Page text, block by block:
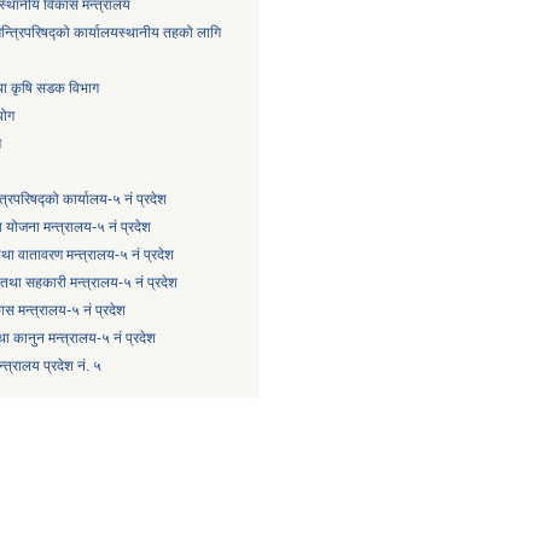
विकास मन्त्रालय
कार्यालयस्थानीय तहको लागि
कृषि सडक विभाग
कार्यालय-५ नं प्रदेश
योजना मन्त्रालय-५ नं प्रदेश
वातावरण मन्त्रालय-५ नं प्रदेश
सहकारी मन्त्रालय-५ नं प्रदेश
मन्त्रालय-५ नं प्रदेश
कानुन मन्त्रालय-५ नं प्रदेश
प्रदेश नं. ५